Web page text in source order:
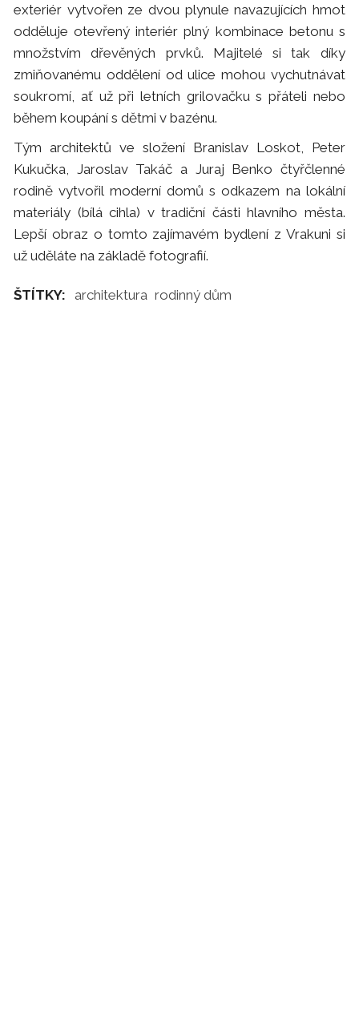
exteriér vytvořen ze dvou plynule navazujících hmot
odděluje otevřený interiér plný kombinace betonu s
množstvím dřevěných prvků. Majitelé si tak díky
zmiňovanému oddělení od ulice mohou vychutnávat
soukromí, ať už při letních grilovačku s přáteli nebo
během koupání s dětmi v bazénu.
Tým architektů ve složení Branislav Loskot, Peter
Kukučka, Jaroslav Takáč a Juraj Benko čtyřčlenné
rodině vytvořil moderní domů s odkazem na lokální
materiály (bílá cihla) v tradiční části hlavního města.
Lepší obraz o tomto zajímavém bydlení z Vrakuni si
už uděláte na základě fotografií.
ŠTÍTKY: architektura rodinný dům